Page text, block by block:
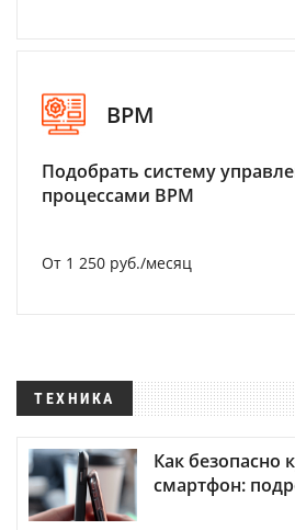
BPM
Подобрать систему
процессами BPM
От 1 250 руб./месяц
ТЕХНИКА
Как безопасно
смартфон: